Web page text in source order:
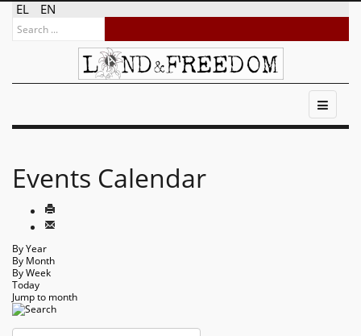
EL EN
Events Calendar
By Year
By Month
By Week
Today
Jump to month